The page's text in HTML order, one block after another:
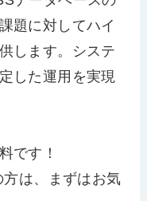
題に対してハイ
します。システ
した運用を実現
です！
は、まずはお気